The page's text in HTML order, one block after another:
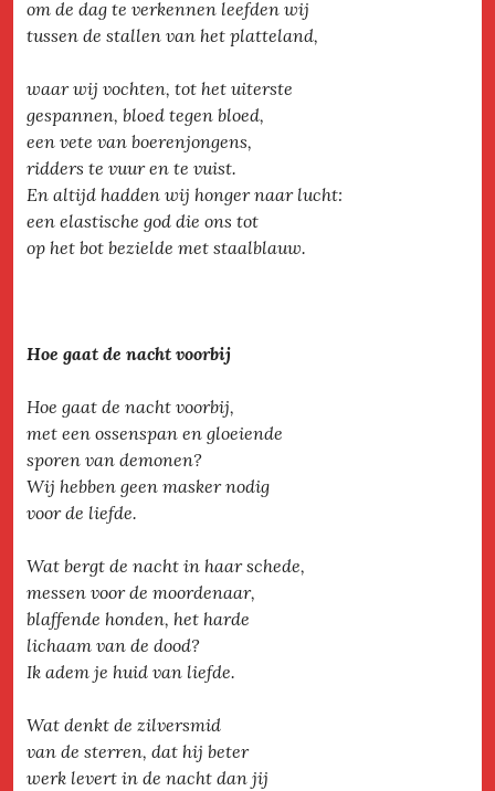
om de dag te verkennen leefden wij
tussen de stallen van het platteland,
waar wij vochten, tot het uiterste
gespannen, bloed tegen bloed,
een vete van boerenjongens,
ridders te vuur en te vuist.
En altijd hadden wij honger naar lucht:
een elastische god die ons tot
op het bot bezielde met staalblauw.
Hoe gaat de nacht voorbij
Hoe gaat de nacht voorbij,
met een ossenspan en gloeiende
sporen van demonen?
Wij hebben geen masker nodig
voor de liefde.
Wat bergt de nacht in haar schede,
messen voor de moordenaar,
blaffende honden, het harde
lichaam van de dood?
Ik adem je huid van liefde.
Wat denkt de zilversmid
van de sterren, dat hij beter
werk levert in de nacht dan jij